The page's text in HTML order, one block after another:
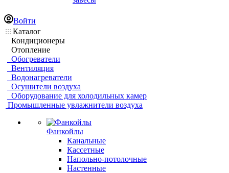
Войти
Каталог
Кондиционеры
Отопление
Обогреватели
Вентиляция
Водонагреватели
Осушители воздуха
Оборудование для холодильных камер
Промышленные увлажнители воздуха
Фанкойлы
Канальные
Кассетные
Напольно-потолочные
Настенные